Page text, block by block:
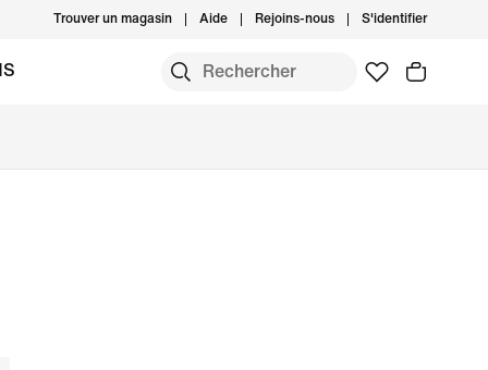
Trouver un magasin Aide Rejoins-nous S'identifier